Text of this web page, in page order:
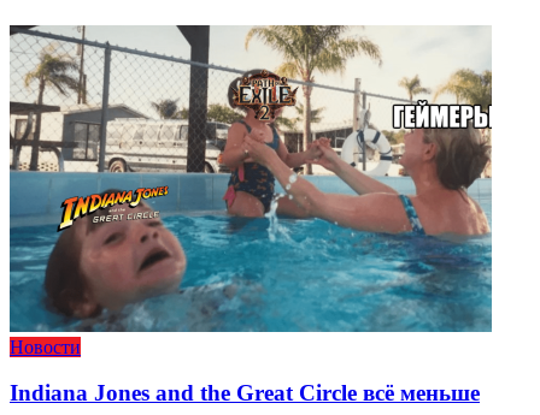
Новости
Indiana Jones and the Great Circle всё меньше